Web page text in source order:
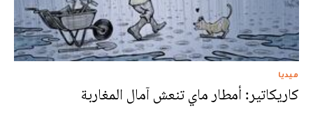
ميديا
كاريكاتير: أمطار ماي تنعش آمال المغاربة